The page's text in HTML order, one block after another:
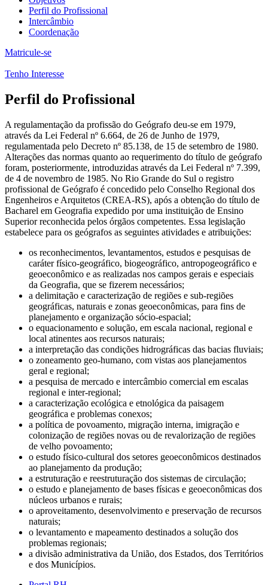
Perfil do Profissional
Intercâmbio
Coordenação
Matricule-se
Tenho Interesse
Perfil do Profissional
A regulamentação da profissão do Geógrafo deu-se em 1979,
através da Lei Federal nº 6.664, de 26 de Junho de 1979,
regulamentada pelo Decreto nº 85.138, de 15 de setembro de 1980.
Alterações das normas quanto ao requerimento do título de geógrafo
foram, posteriormente, introduzidas através da Lei Federal nº 7.399,
de 4 de novembro de 1985. No Rio Grande do Sul o registro
profissional de Geógrafo é concedido pelo Conselho Regional dos
Engenheiros e Arquitetos (CREA-RS), após a obtenção do título de
Bacharel em Geografia expedido por uma instituição de Ensino
Superior reconhecida pelos órgãos competentes. Essa legislação
estabelece para os geógrafos as seguintes atividades e atribuições:
os reconhecimentos, levantamentos, estudos e pesquisas de
caráter físico-geográfico, biogeográfico, antropogeográfico e
geoeconômico e as realizadas nos campos gerais e especiais
da Geografia, que se fizerem necessários;
a delimitação e caracterização de regiões e sub-regiões
geográficas, naturais e zonas geoeconômicas, para fins de
planejamento e organização sócio-espacial;
o equacionamento e solução, em escala nacional, regional e
local atinentes aos recursos naturais;
a interpretação das condições hidrográficas das bacias fluviais;
o zoneamento geo-humano, com vistas aos planejamentos
geral e regional;
a pesquisa de mercado e intercâmbio comercial em escalas
regional e inter-regional;
a caracterização ecológica e etnológica da paisagem
geográfica e problemas conexos;
a política de povoamento, migração interna, imigração e
colonização de regiões novas ou de revalorização de regiões
de velho povoamento;
o estudo físico-cultural dos setores geoeconômicos destinados
ao planejamento da produção;
a estruturação e reestruturação dos sistemas de circulação;
o estudo e planejamento de bases físicas e geoeconômicas dos
núcleos urbanos e rurais;
o aproveitamento, desenvolvimento e preservação de recursos
naturais;
o levantamento e mapeamento destinados a solução dos
problemas regionais;
a divisão administrativa da União, dos Estados, dos Territórios
e dos Municípios.